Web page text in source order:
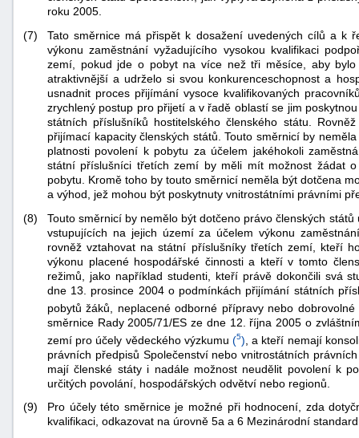
roku 2005.
(7)
Tato směrnice má přispět k dosažení uvedených cílů a k
výkonu zaměstnání vyžadujícího vysokou kvalifikaci
zemí, pokud jde o pobyt na více než tři měsíce, aby
atraktivnější a udrželo si svou konkurenceschopnost a
usnadnit proces přijímání vysoce kvalifikovaných
zrychlený postup pro přijetí a v řadě oblastí se jim
státních příslušníků hostitelského členského státu.
přijímací kapacity členských států. Touto směrnicí by
platnosti povolení k pobytu za účelem jakéhokoli
státní příslušníci třetích zemí by měli mít možnost žádat
pobytu. Kromě toho by touto směrnicí neměla být dotčena
a výhod, jež mohou být poskytnuty vnitrostátními právními
(8)
Touto směrnicí by nemělo být dotčeno právo členských
vstupujících na jejich území za účelem výkonu
rovněž vztahovat na státní příslušníky třetích zemí, kteří
výkonu placené hospodářské činnosti a kteří v tomto
režimů, jako například studenti, kteří právě dokončili svá
dne 13. prosince 2004 o podmínkách přijímání státních
pobytů žáků, neplacené odborné přípravy nebo dobrovolné
směrnice Rady 2005/71/ES ze dne 12. října 2005 o
zemí pro účely vědeckého výzkumu (5) , a kteří nemají
právních předpisů Společenství nebo vnitrostátních
mají členské státy i nadále možnost neudělit povolení k
určitých povolání, hospodářských odvětví nebo regionů.
(9)
Pro účely této směrnice je možné při hodnocení, zda
kvalifikaci, odkazovat na úrovně 5a a 6 Mezinárodní
-
náhrady